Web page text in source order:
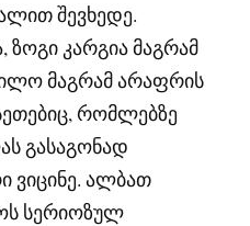
შევხედე.
კარგია მაგრამ
მაგრამ არაფრის
რომლებზე
გასაგონად
ვიცინე. ალბათ
სერიოზულ